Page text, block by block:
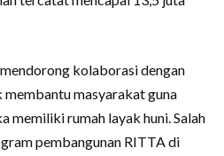
kolaborasi dengan
masyarakat guna
memiliki rumah layak huni. Salah
pembangunan RITTA di